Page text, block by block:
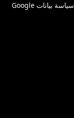
سياسة بيانات Google